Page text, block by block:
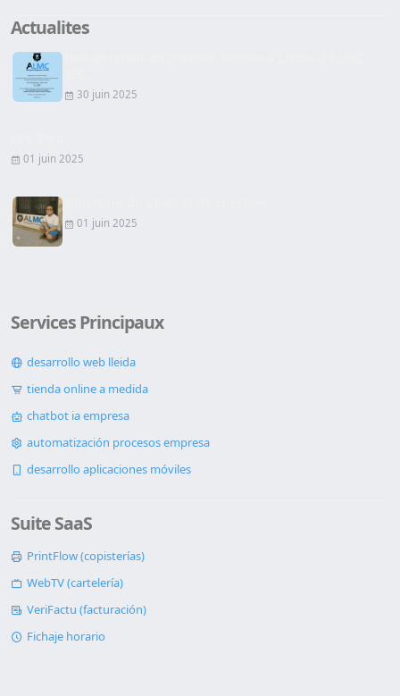
Actualites
30 juin 2025
01 juin 2025
01 juin 2025
Services Principaux
desarrollo web lleida
tienda online a medida
chatbot ia empresa
automatización procesos empresa
desarrollo aplicaciones móviles
Suite SaaS
PrintFlow (copisterías)
WebTV (cartelería)
VeriFactu (facturación)
Fichaje horario